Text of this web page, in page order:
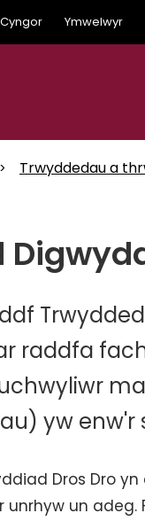
Cyngor Ymwelwyr
Trwyddedau a
raddfa
yw
Dros Dro
unrhyw un